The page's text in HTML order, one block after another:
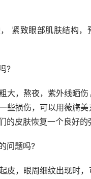
紧致眼部肌肤结构，
?
大，熬夜，紫外线晒
些损伤，可以用薇旖
的皮肤恢复一个良好的
问题吗?
皮，眼周细纹出现时